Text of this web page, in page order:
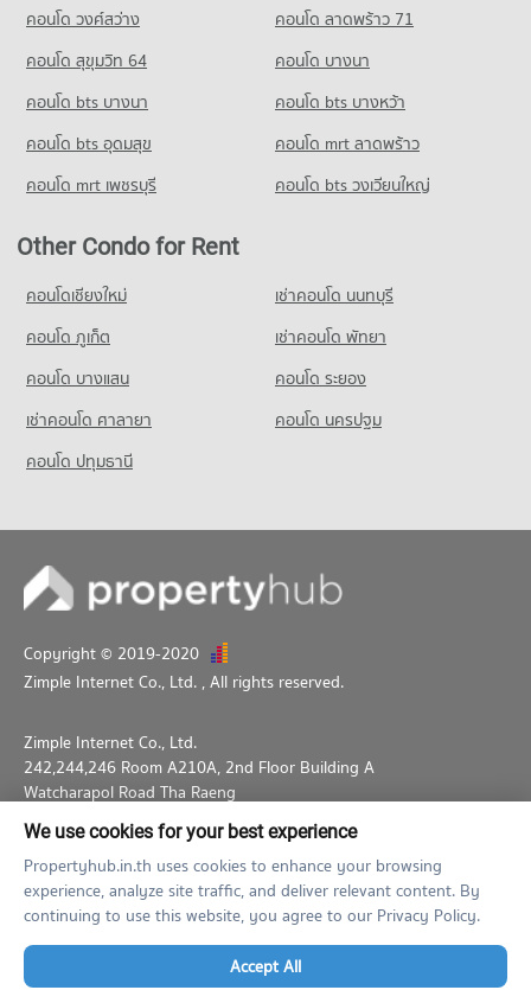
Condo for Sale near Ruean Phae Intersection, Phitsanulok
Condo Globol House Phitsanulok
Condo for Rent near Globol House Phitsanulok
12 properties for rent
50 properties for sale
คอนโด วงศ์สว่าง
คอนโด ลาดพร้าว 71
คอนโด สุขุมวิท 64
คอนโด บางนา
คอนโด bts บางนา
คอนโด bts บางหว้า
คอนโด bts อุดมสุข
คอนโด mrt ลาดพร้าว
คอนโด mrt เพชรบุรี
คอนโด bts วงเวียนใหญ่
Other Condo for Rent
คอนโดเชียงใหม่
เช่าคอนโด นนทบุรี
คอนโด ภูเก็ต
เช่าคอนโด พัทยา
คอนโด บางแสน
คอนโด ระยอง
เช่าคอนโด ศาลายา
คอนโด นครปฐม
คอนโด ปทุมธานี
Copyright © 2019-2020
Zimple Internet Co., Ltd. , All rights reserved.
Zimple Internet Co., Ltd.
242,244,246 Room A210A, 2nd Floor Building A
Watcharapol Road Tha Raeng
Bang Khen Bangkok 10230
02-026-3049
support@propertyhub.in.th
Term of Service
Privacy Policy Contact
Verified by
We use cookies for your best experience
Propertyhub.in.th uses cookies to enhance your browsing
experience, analyze site traffic, and deliver relevant content. By
continuing to use this website, you agree to our Privacy Policy.
Accept All